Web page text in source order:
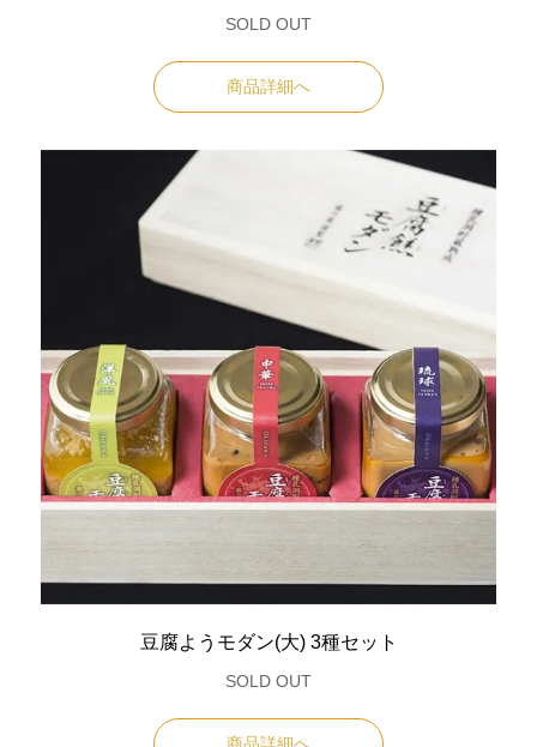
SOLD OUT
商品詳細へ
豆腐ようモダン(大) 3種セット
SOLD OUT